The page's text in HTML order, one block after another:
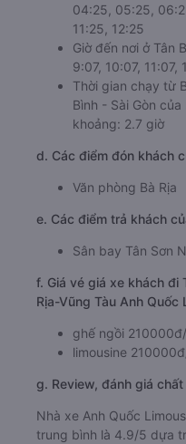
04:25, 05:25,
11:25, 12:25
Giờ đến nơi ở Tân
9:07, 10:07, 11:07,
Thời gian chạy từ
Bình - Sài Gòn của
khoảng: 2.7 giờ
d. Các điểm đón khách
Văn phòng Bà Rịa
e. Các điểm trả khách
Sân bay Tân Sơn
f. Giá vé giá xe khách đi
Rịa-Vũng Tàu Anh Quốc
ghế ngồi
limousine
g. Review, đánh giá
Nhà xe Anh Quốc
trung bình là 4.9/5 dựa